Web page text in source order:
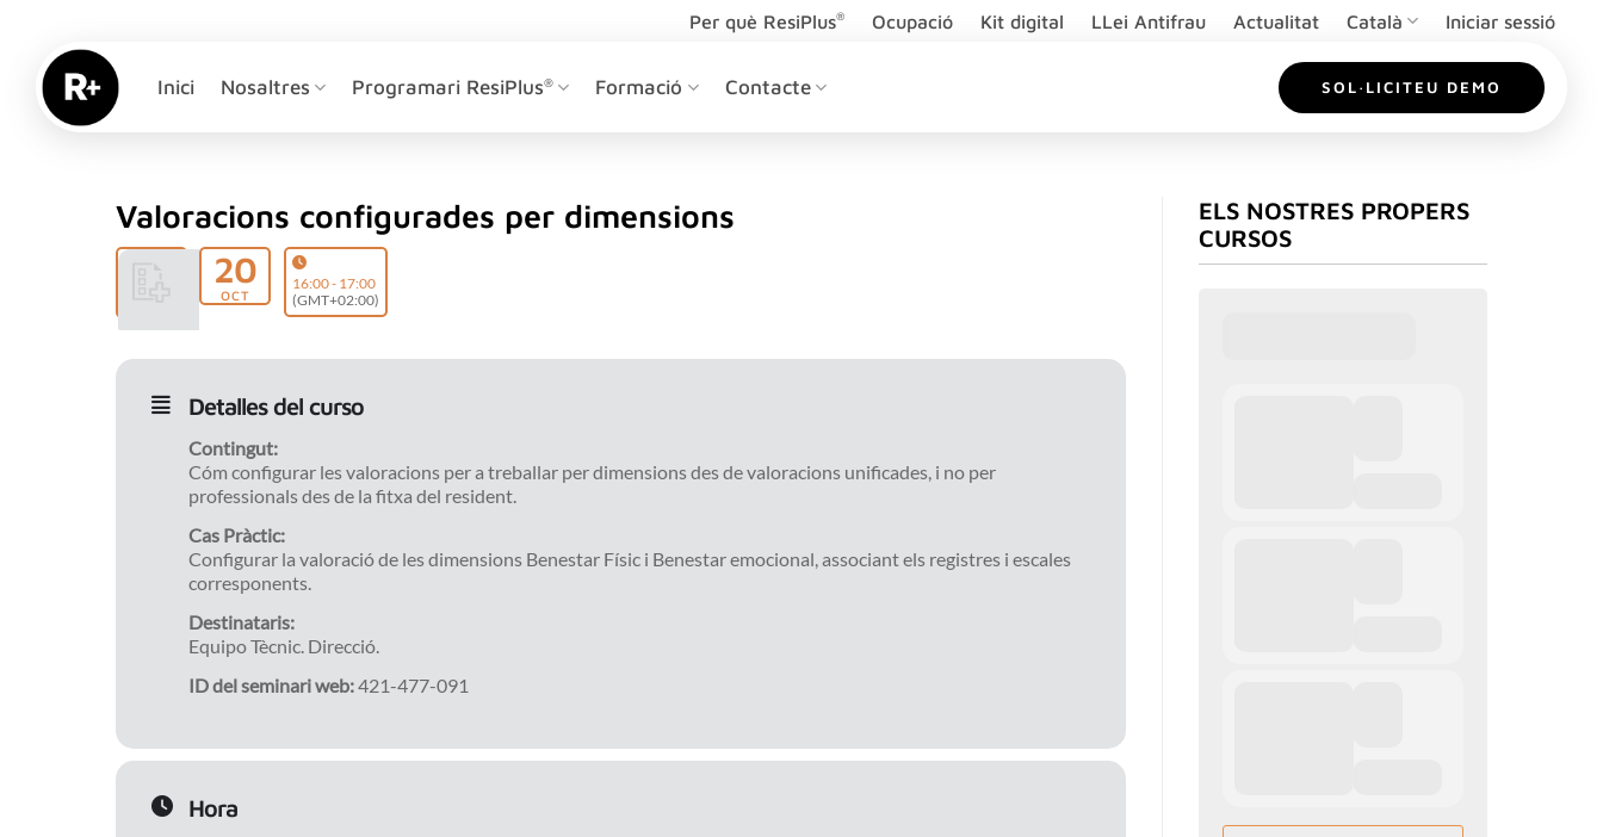
content
Per què ResiPlus® Ocupació Kit digital LLei Antifrau Actualitat Català Iniciar sessió
Inici Nosaltres Programari ResiPlus® Formació Contacte SOL·LICITEU DEMO
Valoracions configurades per dimensions
20
OCT
16:00 - 17:00
(GMT+02:00)
Detalles del curso
Contingut:
Cóm configurar les valoracions per a treballar per dimensions des de valoracions unificades, i no per
professionals des de la fitxa del resident.
Cas Pràctic:
Configurar la valoració de les dimensions Benestar Físic i Benestar emocional, associant els registres i escales
corresponents.
Destinataris:
Equipo Tècnic. Direcció.
ID del seminari web:421-477-091
Hora
ELS NOSTRES PROPERS
CURSOS